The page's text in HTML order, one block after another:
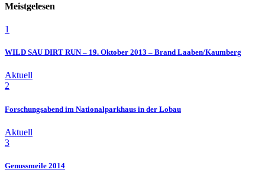
Meistgelesen
1
WILD SAU DIRT RUN – 19. Oktober 2013 – Brand Laaben/Kaumberg
Aktuell
2
Forschungsabend im Nationalparkhaus in der Lobau
Aktuell
3
Genussmeile 2014